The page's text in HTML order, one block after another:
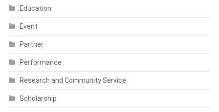
Education
Event
Partner
Performance
Research and Community Service
Scholarship